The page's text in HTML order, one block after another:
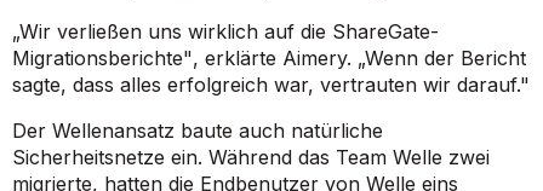
„Wir verließen uns wirklich auf die ShareGate-
Migrationsberichte", erklärte Aimery. „Wenn der Bericht
sagte, dass alles erfolgreich war, vertrauten wir darauf."
Der Wellenansatz baute auch natürliche
Sicherheitsnetze ein. Während das Team Welle zwei
migrierte, hatten die Endbenutzer von Welle eins